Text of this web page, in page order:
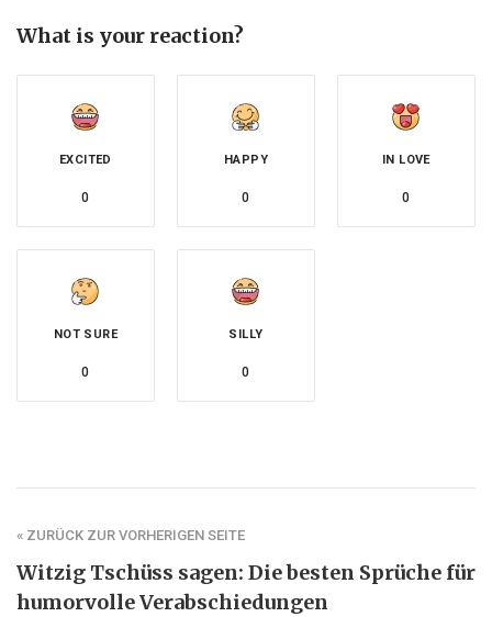
What is your reaction?
EXCITED
0
HAPPY
0
IN LOVE
0
NOT SURE
0
SILLY
0
« ZURÜCK ZUR VORHERIGEN SEITE
Witzig Tschüss sagen: Die besten Sprüche für
humorvolle Verabschiedungen